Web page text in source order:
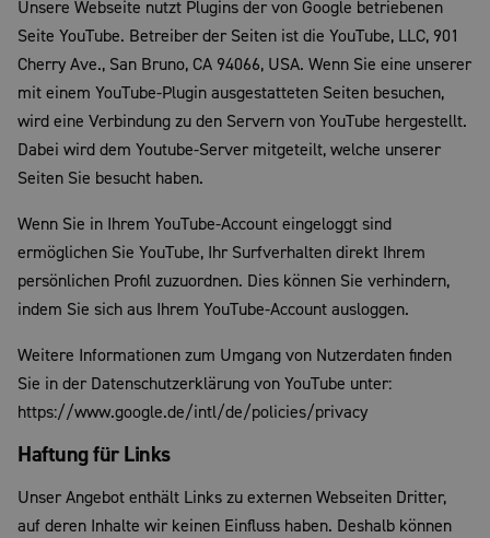
Unsere Webseite nutzt Plugins der von Google betriebenen
Seite YouTube. Betreiber der Seiten ist die YouTube, LLC, 901
Cherry Ave., San Bruno, CA 94066, USA. Wenn Sie eine unserer
mit einem YouTube-Plugin ausgestatteten Seiten besuchen,
wird eine Verbindung zu den Servern von YouTube hergestellt.
Dabei wird dem Youtube-Server mitgeteilt, welche unserer
Seiten Sie besucht haben.
Wenn Sie in Ihrem YouTube-Account eingeloggt sind
ermöglichen Sie YouTube, Ihr Surfverhalten direkt Ihrem
persönlichen Profil zuzuordnen. Dies können Sie verhindern,
indem Sie sich aus Ihrem YouTube-Account ausloggen.
Weitere Informationen zum Umgang von Nutzerdaten finden
Sie in der Datenschutzerklärung von YouTube unter:
https://www.google.de/intl/de/policies/privacy
Haftung für Links
Unser Angebot enthält Links zu externen Webseiten Dritter,
auf deren Inhalte wir keinen Einfluss haben. Deshalb können